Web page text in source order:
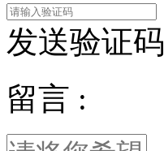
发送验证码
留言 :